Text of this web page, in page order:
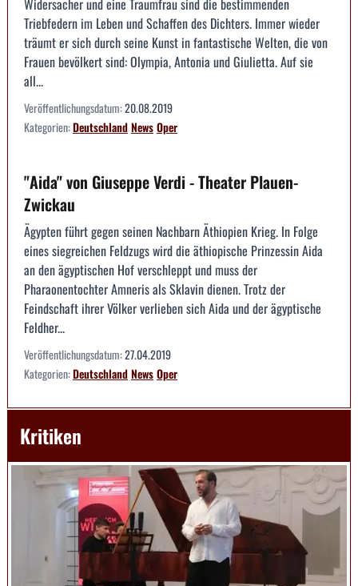
Widersacher und eine Traumfrau sind die bestimmenden
Triebfedern im Leben und Schaffen des Dichters. Immer wieder
träumt er sich durch seine Kunst in fantastische Welten, die von
Frauen bevölkert sind: Olympia, Antonia und Giulietta. Auf sie
all...
Veröffentlichungsdatum:20.08.2019
Kategorien:DeutschlandNewsOper
"Aida" von Giuseppe Verdi - Theater Plauen-
Zwickau
Ägypten führt gegen seinen Nachbarn Äthiopien Krieg. In Folge
eines siegreichen Feldzugs wird die äthiopische Prinzessin Aida
an den ägyptischen Hof verschleppt und muss der
Pharaonentochter Amneris als Sklavin dienen. Trotz der
Feindschaft ihrer Völker verlieben sich Aida und der ägyptische
Feldher...
Veröffentlichungsdatum:27.04.2019
Kategorien:DeutschlandNewsOper
Kritiken